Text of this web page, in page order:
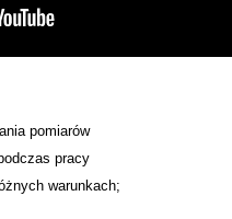
pomiarów
pracy
warunkach;